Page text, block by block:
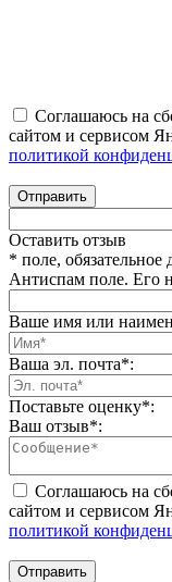
Соглашаюсь на
сайтом и сервисом
политикой
Отправить
Оставить отзыв
* поле, обязательное
Антиспам поле. Его
Ваше имя или
Ваша эл. почта*:
Поставьте оценку*:
Ваш отзыв*:
Соглашаюсь на
сайтом и сервисом
политикой
Отправить